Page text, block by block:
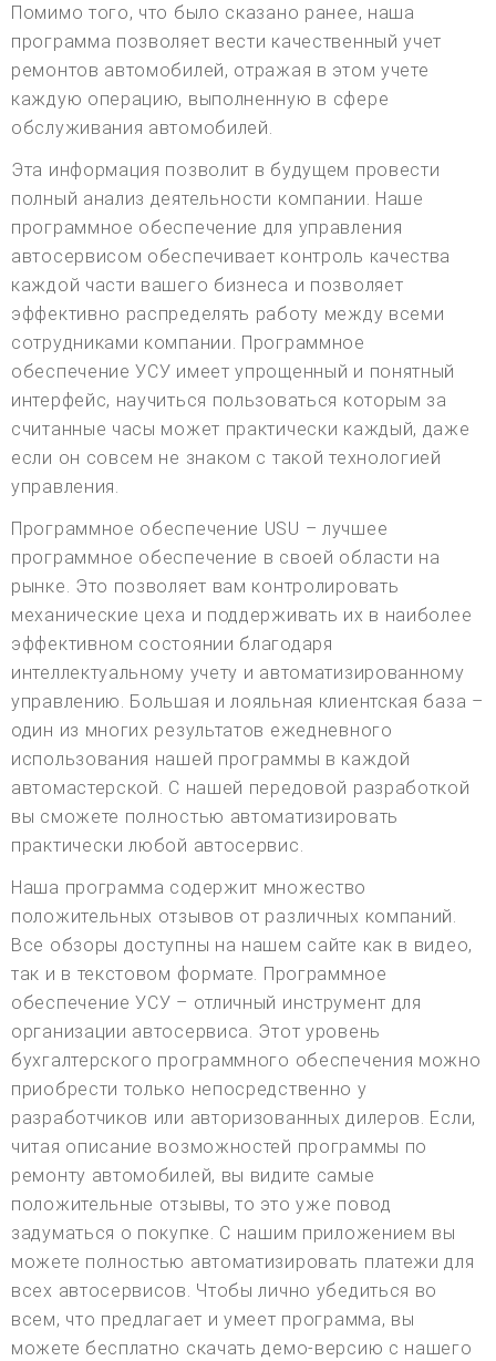
Помимо того, что было сказано ранее, наша
программа позволяет вести качественный учет
ремонтов автомобилей, отражая в этом учете
каждую операцию, выполненную в сфере
обслуживания автомобилей.
Эта информация позволит в будущем провести
полный анализ деятельности компании. Наше
программное обеспечение для управления
автосервисом обеспечивает контроль качества
каждой части вашего бизнеса и позволяет
эффективно распределять работу между всеми
сотрудниками компании. Программное
обеспечение УСУ имеет упрощенный и понятный
интерфейс, научиться пользоваться которым за
считанные часы может практически каждый, даже
если он совсем не знаком с такой технологией
управления.
Программное обеспечение USU – лучшее
программное обеспечение в своей области на
рынке. Это позволяет вам контролировать
механические цеха и поддерживать их в наиболее
эффективном состоянии благодаря
интеллектуальному учету и автоматизированному
управлению. Большая и лояльная клиентская база –
один из многих результатов ежедневного
использования нашей программы в каждой
автомастерской. С нашей передовой разработкой
вы сможете полностью автоматизировать
практически любой автосервис.
Наша программа содержит множество
положительных отзывов от различных компаний.
Все обзоры доступны на нашем сайте как в видео,
так и в текстовом формате. Программное
обеспечение УСУ – отличный инструмент для
организации автосервиса. Этот уровень
бухгалтерского программного обеспечения можно
приобрести только непосредственно у
разработчиков или авторизованных дилеров. Если,
читая описание возможностей программы по
ремонту автомобилей, вы видите самые
положительные отзывы, то это уже повод
задуматься о покупке. С нашим приложением вы
можете полностью автоматизировать платежи для
всех автосервисов. Чтобы лично убедиться во
всем, что предлагает и умеет программа, вы
можете бесплатно скачать демо-версию с нашего